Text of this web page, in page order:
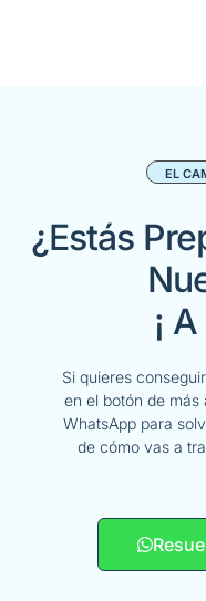
EL
¿Estás
¡
Si quieres
en el botón de más
WhatsApp para
de cómo vas a